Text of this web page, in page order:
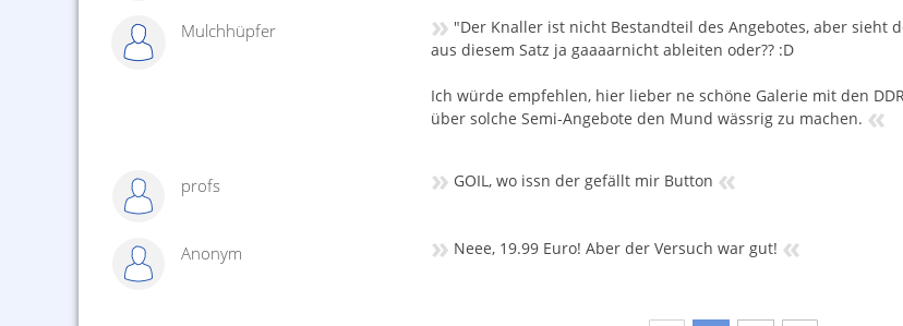
Mulchhüpfer » "Der Knaller ist nicht Bestandteil des Angebotes, aber sieht
aus diesem Satz ja gaaaarnicht ableiten oder?? :D
Ich würde empfehlen, hier lieber ne schöne Galerie mit den
über solche Semi-Angebote den Mund wässrig zu machen. «
profs » GOIL, wo issn der gefällt mir Button «
Anonym » Neee, 19.99 Euro! Aber der Versuch war gut! «